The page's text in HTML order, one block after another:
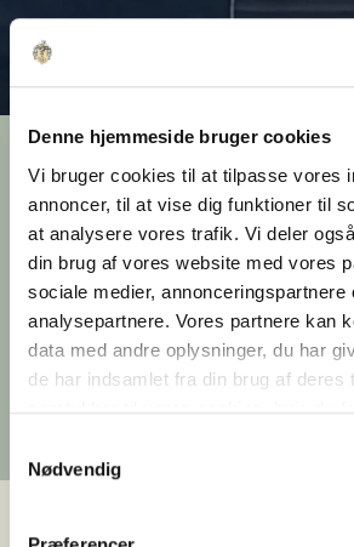
Denne hjemmeside bruger cookies
Vi bruger cookies til at tilpasse vores
annoncer, til at vise dig funktioner til
at analysere vores trafik. Vi deler
din brug af vores website med vores
sociale medier, annonceringspartnere
analysepartnere. Vores partnere kan
data med andre oplysninger, du har
de har indsamlet fra din brug af deres
Nødvendig
Olav de Linde
Århus Hyldest
Østjylland
Grundlæggeren af
Linde hædres for mere end 50
at forene bygningsarv, socialt
byudvikling i Aarhus.